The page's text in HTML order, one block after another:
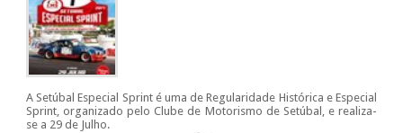
A Setúbal Especial Sprint é uma de Regularidade Histórica e Especial
Sprint, organizado pelo Clube de Motorismo de Setúbal, e realiza-
se a 29 de Julho.